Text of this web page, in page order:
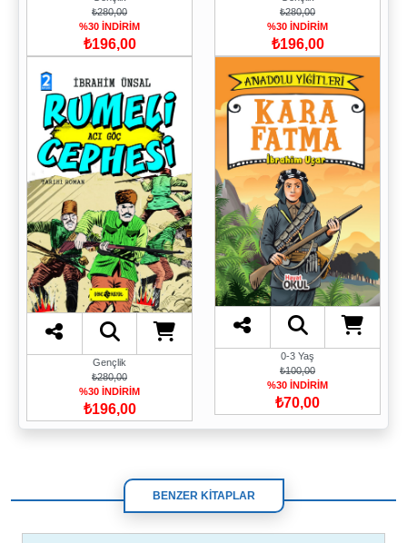
₺280,00
%30 İNDİRİM
₺196,00
₺280,00
%30 İNDİRİM
₺196,00
Gençlik
₺280,00
%30 İNDİRİM
₺196,00
0-3 Yaş
₺100,00
%30 İNDİRİM
₺70,00
BENZER KİTAPLAR